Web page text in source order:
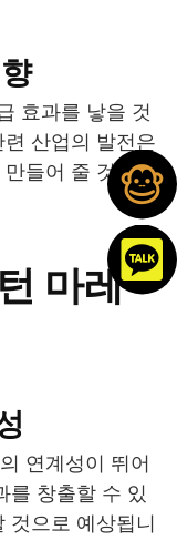
효과를 낳을 것
산업의 발전은
들어 줄 것입니
마레
연계성이 뛰어
를 창출할 수 있
것으로 예상됩니